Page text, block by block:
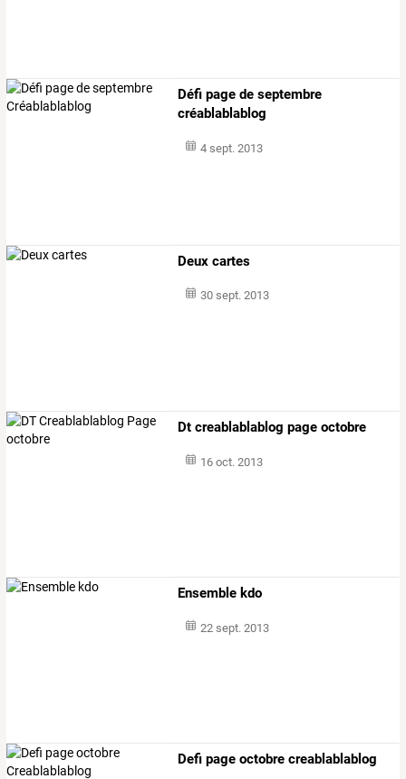
Défi page de septembre
créablablablog
4 sept. 2013
Deux cartes
30 sept. 2013
Dt creablablablog page octobre
16 oct. 2013
Ensemble kdo
22 sept. 2013
Defi page octobre creablablablog